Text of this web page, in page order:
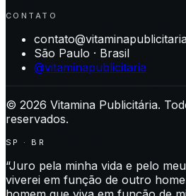
CONTATO
São Paulo · Brasil
@vitaminapublicitaria
© 2026 Vitamina Publicitária.
reservados.
SP · BR
“Juro pela minha vida e pelo
viverei em função de outro